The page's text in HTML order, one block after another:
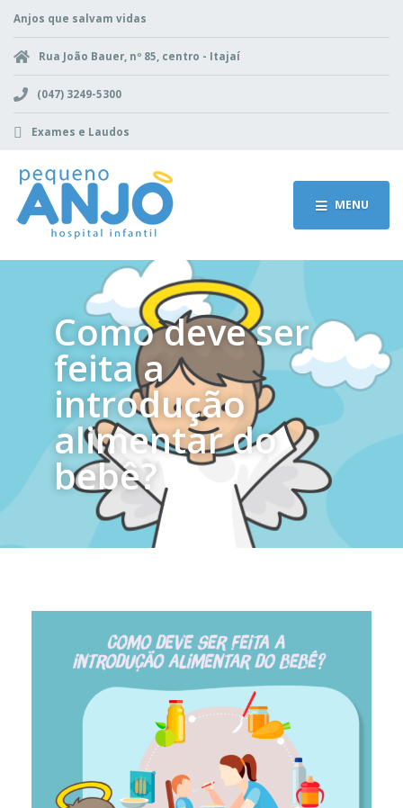
Anjos que salvam vidas
Rua João Bauer, nº 85, centro - Itajaí
(047) 3249-5300
Exames e Laudos
MENU
Como deve ser
feita a
introdução
alimentar do
bebê?